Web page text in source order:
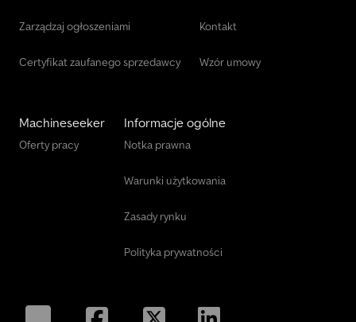
Zarządzaj ogłoszeniami
Certyfikat zaufanego sprzedawcy
Kontakt
Wzór umowy
Machineseeker
Oferty pracy
Informacje ogólne
Notka prawna
Warunki użytkowania
Zasady rynku
Polityka prywatności